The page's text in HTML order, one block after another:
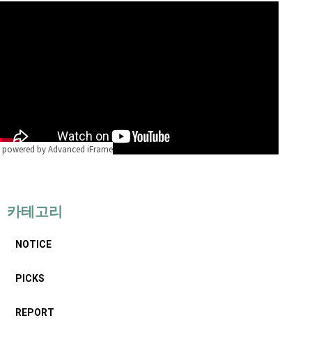
powered by Advanced iFrame
카테고리
NOTICE
PICKS
REPORT